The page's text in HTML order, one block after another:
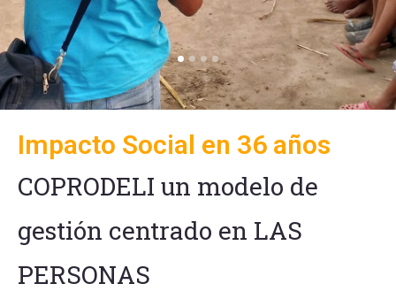
Impacto Social en 36 años
COPRODELI un modelo de
gestión centrado en LAS
PERSONAS